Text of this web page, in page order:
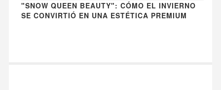
"SNOW QUEEN BEAUTY": CÓMO EL INVIERNO
SE CONVIRTIÓ EN UNA ESTÉTICA PREMIUM